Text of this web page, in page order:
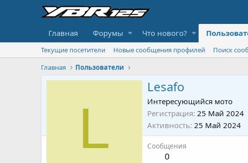
Главная Форумы Что нового?
Текущие посетители Новые сообщения профилей
Поиск
Главная
Пользователи
L
Lesafo
Интересующийся мото
Регистрация 25 Май 2024
Активность 25 Май 2024
Сообщения
0